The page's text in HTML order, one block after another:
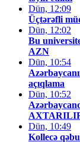
Dün, 12:09
Üçtərəfli
Dün, 12:02
Bu
AZN
Dün, 10:54
açıqlama
Dün, 10:52
Dün, 10:49
Kollecə